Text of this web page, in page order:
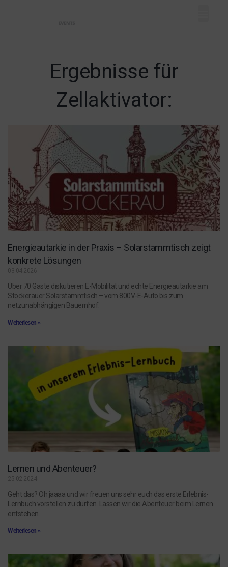
Ergebnisse für
Zellaktivator:
Energieautarkie in der Praxis – Solarstammtisch zeigt
konkrete Lösungen
03.04.2026
Über 70 Gäste diskutieren E-Mobilität und echte Energieautarkie am
Stockerauer Solarstammtisch – vom 800V-E-Auto bis zum
netzunabhängigen Bauernhof.
Weiterlesen »
Lernen und Abenteuer?
25.02.2024
Geht das? Oh jaaaa und wir freuen uns sehr euch das erste Erlebnis-
Lernbuch vorstellen zu dürfen. Lassen wir die Abenteuer beim Lernen
entstehen.
Weiterlesen »